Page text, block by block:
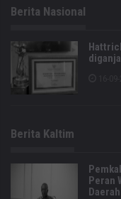
Berita Nasional
Berita Kaltim
Peran
Daerah